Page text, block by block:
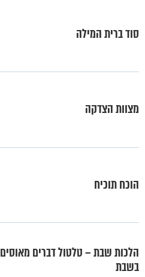
סוד ברית המילה
מצוות הצדקה
הוכח תוכיח
הלכות שבת – טלטול דברים מאוסים
בשבת